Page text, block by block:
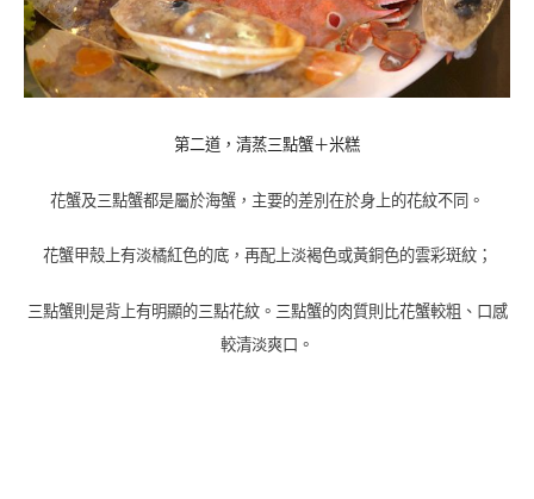
第二道，清蒸三點蟹＋米糕
花蟹及三點蟹都是屬於海蟹，主要的差別在於身上的花紋不同。
花蟹甲殼上有淡橘紅色的底，再配上淡褐色或黃銅色的雲彩斑紋；
三點蟹則是背上有明顯的三點花紋。 三點蟹的肉質則比花蟹較粗、口感
較清淡爽口。